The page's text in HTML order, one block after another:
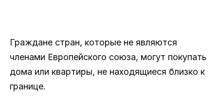
Граждане стран, которые не являются
членами Европейского союза, могут покупать
дома или квартиры, не находящиеся близко к
границе.